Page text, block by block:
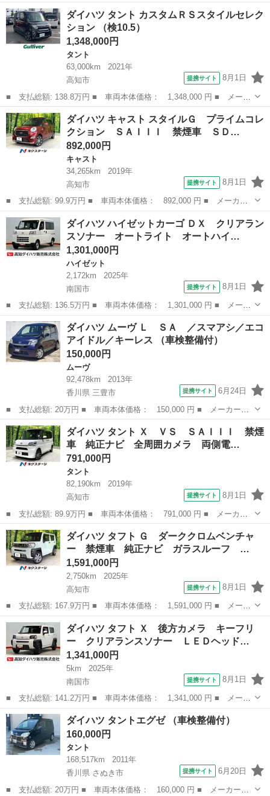
名： ダイハツ ■ 車種名： タント ■ グレード名： カスタムＲ
Ｓ 左側パワースライドドア 純正メモリーナビ フルセグＴＶ Ｂ
ｌｕｅｔｏｏ...
香川 高松市 タント
ダイハツ タント カスタムＲＳスタイルセレク
ション （検10.5）
1,348,000円
タント
63,000km
2021年
高知市
提携サイト 8月1日
■ 支払総額: 138.8万円 ■ 車両本体価格： 1,348,000 円 ■ メーカ
ー名： ダイハツ ■ 車種名： タント ■ グレード名： カスタム
ＲＳスタイルセレクション ■ 排気量： 660cc ■ ドア枚数： 5...
高知 高知市 タント
ダイハツ キャスト スタイルＧ プライムコレ
クション ＳＡＩＩＩ 禁煙車 ＳＤ…
892,000円
キャスト
34,265km
2019年
高知市
提携サイト 8月1日
■ 支払総額: 99.9万円 ■ 車両本体価格： 892,000 円 ■ メーカー
名： ダイハツ ■ 車種名： キャスト ■ グレード名： スタイル
Ｇ プライムコレクション ＳＡＩＩＩ 禁煙車 ＳＤナビ バック
カメラ スマ...
高知 高知市 キャスト
ダイハツ ハイゼットカーゴ ＤＸ クリアラン
スソナー オートライト オートハイ…
1,301,000円
ハイゼット
2,172km
2025年
南国市
提携サイト 8月1日
■ 支払総額: 136.5万円 ■ 車両本体価格： 1,301,000 円 ■ メーカ
ー名： ダイハツ ■ 車種名： ハイゼットカーゴ ■ グレード
名： ＤＸ クリアランスソナー オートライト オートハイビー
ム 衝突被害軽...
高知 南国市 ハイゼット
ダイハツ ムーヴ Ｌ ＳＡ ／スマアシ／エコ
アイドル／キーレス （車検整備付）
150,000円
ムーヴ
92,478km
2013年
香川県 三豊市
提携サイト 6月24日
■ 支払総額: 20万円 ■ 車両本体価格： 150,000 円 ■ メーカー
名： ダイハツ ■ 車種名： ムーヴ ■ グレード名： Ｌ ＳＡ
／スマアシ／エコアイドル／キーレス ■ 排気量： 660cc ■ ドア枚
数： ...
香川 三豊市 ムーヴ
ダイハツ タント Ｘ ＶＳ ＳＡＩＩＩ 禁煙
車 純正ナビ 全周囲カメラ 両側電…
791,000円
タント
82,190km
2019年
高知市
提携サイト 8月1日
■ 支払総額: 89.9万円 ■ 車両本体価格： 791,000 円 ■ メーカー
名： ダイハツ ■ 車種名： タント ■ グレード名： Ｘ ＶＳ
ＳＡＩＩＩ 禁煙車 純正ナビ 全周囲カメラ 両側電動スライドド
ア スマート...
高知 高知市 タント
ダイハツ タフト Ｇ ダーククロムベンチャ
ー 禁煙車 純正ナビ ガラスルーフ …
1,591,000円
2,750km
2025年
高知市
提携サイト 8月1日
■ 支払総額: 167.9万円 ■ 車両本体価格： 1,591,000 円 ■ メーカ
ー名： ダイハツ ■ 車種名： タフト ■ グレード名： Ｇ ダー
ククロムベンチャー 禁煙車 純正ナビ ガラスルーフ バックカメ
ラ スマ...
高知 高知市 ダイハツ
ダイハツ タフト Ｘ 後方カメラ キーフリ
ー クリアランスソナー ＬＥＤヘッド…
1,341,000円
5km
2025年
南国市
提携サイト 8月1日
■ 支払総額: 141.2万円 ■ 車両本体価格： 1,341,000 円 ■ メーカ
ー名： ダイハツ ■ 車種名： タフト ■ グレード名： Ｘ 後方
カメラ キーフリー クリアランスソナー ＬＥＤヘッドライト オ
ートライ...
高知 南国市 ダイハツ
ダイハツ タントエグゼ （車検整備付）
160,000円
タント
168,517km
2011年
香川県 さぬき市
提携サイト 6月20日
■ 支払総額: 20万円 ■ 車両本体価格： 160,000 円 ■ メーカー